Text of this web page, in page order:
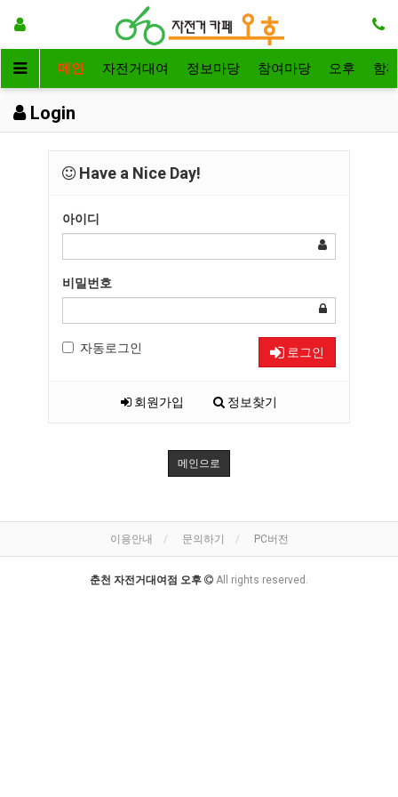
메인 자전거대여 정보마당 참여마당 오후 함
Login
Have a Nice Day!
아이디
비밀번호
자동로그인 로그인
회원가입 정보찾기
메인으로
이용안내 문의하기 PC버전
춘천 자전거대여점 오후 All rights reserved.